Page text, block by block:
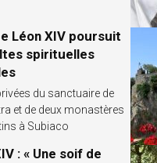
Léon XIV poursuit
spirituelles
du sanctuaire de
et de deux monastères
à Subiaco
: « Une soif de